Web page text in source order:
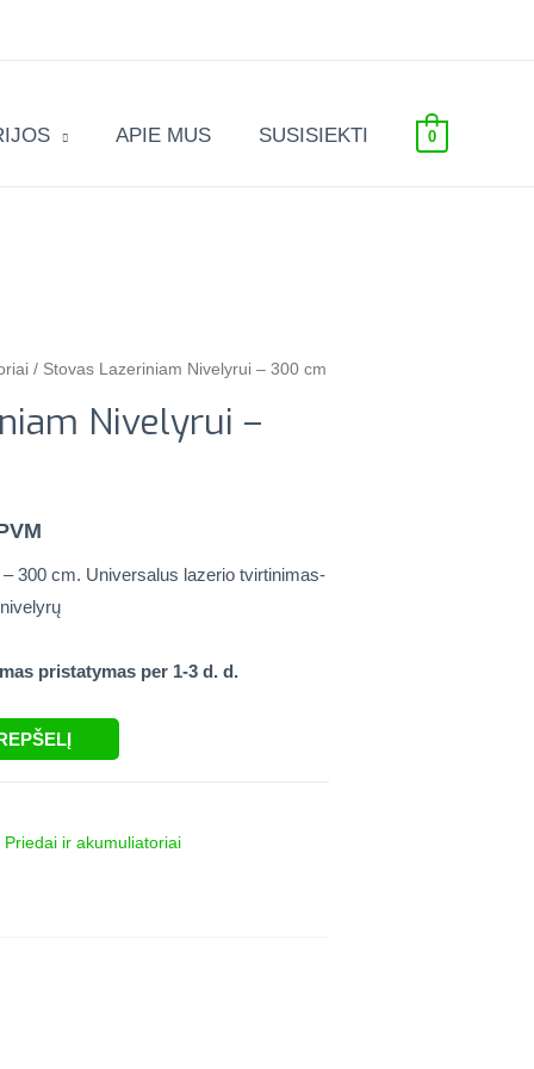
APIE MUS SUSISIEKTI 0
/ Stovas Lazeriniam Nivelyrui – 300 cm
Nivelyrui –
300 cm. Universalus lazerio tvirtinimas-
pristatymas per 1-3 d. d.
Priedai ir akumuliatoriai